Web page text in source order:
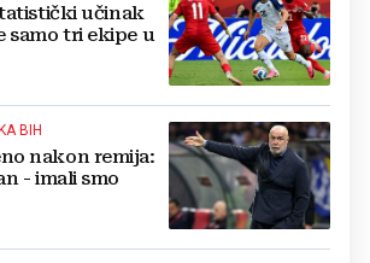
učinak
samo tri ekipe u
BIH
nakon remija:
- imali smo